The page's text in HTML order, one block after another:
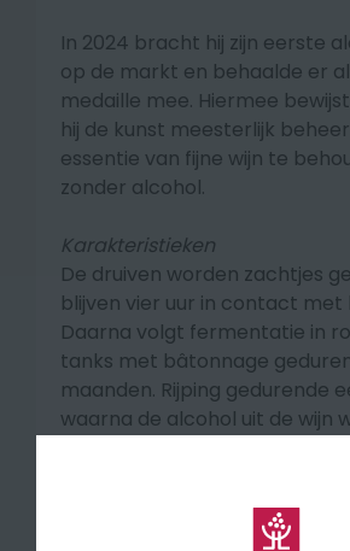
In 2024 bracht hij zijn eerste
op de markt en behaalde er
medaille mee. Hiermee
hij de kunst meesterlijk
essentie van fijne wijn te
zonder alcohol.
Karakteristieken
De druiven worden zachtjes
blijven vier uur in contact met
Daarna volgt fermentatie in
tanks met bâtonnage
maanden. Rijping gedurende
waarna de alcohol uit de wijn